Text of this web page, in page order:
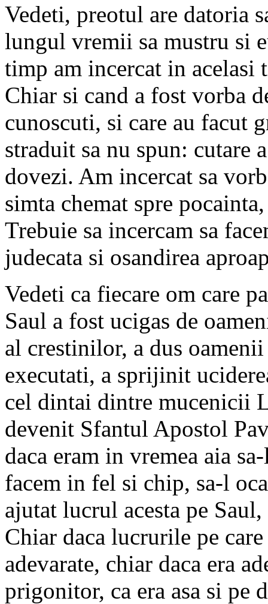
Vedeti, preotul are datoria
lungul vremii sa mustru si
timp am incercat in acelasi
Chiar si cand a fost vorba
cunoscuti, si care au facut
straduit sa nu spun: cutare
dovezi. Am incercat sa
simta chemat spre
Trebuie sa incercam sa
judecata si osandirea
Vedeti ca fiecare om care
Saul a fost ucigas de
al crestinilor, a dus
executati, a sprijinit
cel dintai dintre mucenicii
devenit Sfantul Apostol
daca eram in vremea aia
facem in fel si chip, sa-l
ajutat lucrul acesta pe
Chiar daca lucrurile pe
adevarate, chiar daca era
prigonitor, ca era asa si